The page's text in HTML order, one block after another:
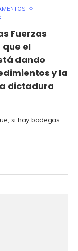
Fuerzas
que el
dando
y la
dictadura
si hay bodegas